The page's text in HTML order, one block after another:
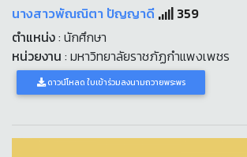
นางสาวพัณณิตา ปัญญาดี
359
ตำแหน่ง: นักศึกษา
หน่วยงาน : มหาวิทยาลัยราชภัฏกำแพงเพชร
ดาวน์โหลด ใบเข้าร่วมลงนามถวายพระพร